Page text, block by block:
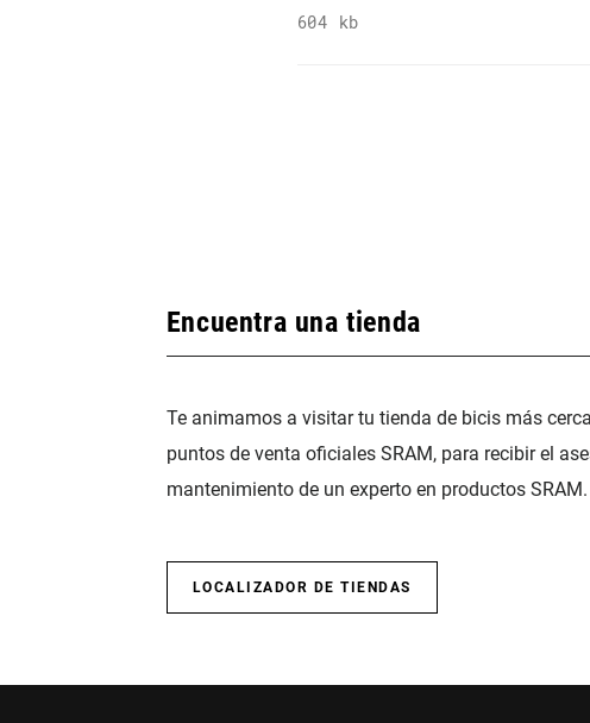
604 kb
Encuentra una tienda
Te animamos a visitar tu tienda de bicis más
puntos de venta oficiales SRAM, para recibir el
mantenimiento de un experto en productos SRAM.
LOCALIZADOR DE TIENDAS